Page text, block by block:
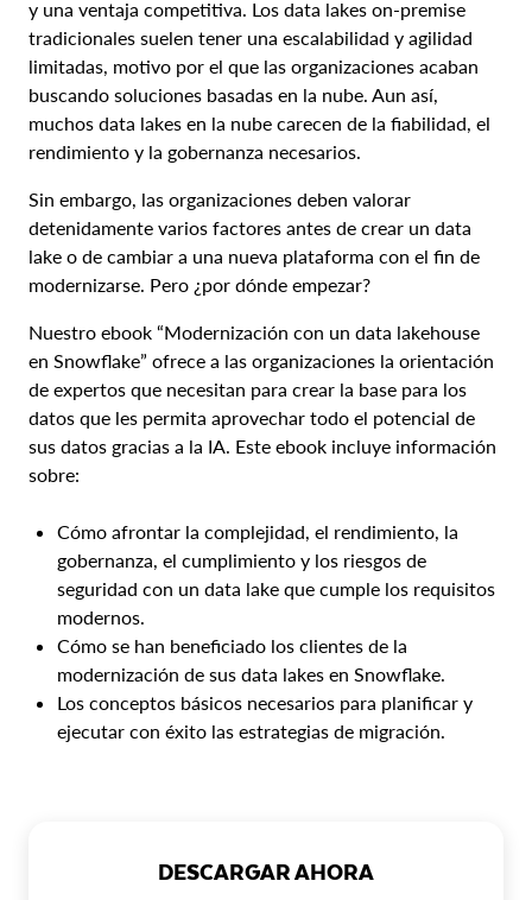
y una ventaja competitiva. Los data lakes on-premise
tradicionales suelen tener una escalabilidad y agilidad
limitadas, motivo por el que las organizaciones acaban
buscando soluciones basadas en la nube. Aun así,
muchos data lakes en la nube carecen de la fiabilidad, el
rendimiento y la gobernanza necesarios.
Sin embargo, las organizaciones deben valorar
detenidamente varios factores antes de crear un data
lake o de cambiar a una nueva plataforma con el fin de
modernizarse. Pero ¿por dónde empezar?
Nuestro ebook “Modernización con un data lakehouse
en Snowflake” ofrece a las organizaciones la orientación
de expertos que necesitan para crear la base para los
datos que les permita aprovechar todo el potencial de
sus datos gracias a la IA. Este ebook incluye información
sobre:
Cómo afrontar la complejidad, el rendimiento, la
gobernanza, el cumplimiento y los riesgos de
seguridad con un data lake que cumple los requisitos
modernos.
Cómo se han beneficiado los clientes de la
modernización de sus data lakes en Snowflake.
Los conceptos básicos necesarios para planificar y
ejecutar con éxito las estrategias de migración.
DESCARGAR AHORA